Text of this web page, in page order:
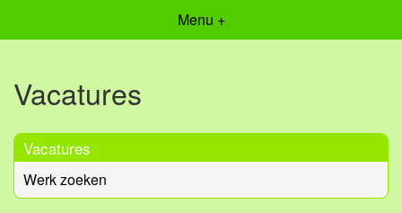
Menu +
Vacatures
Vacatures
Werk zoeken